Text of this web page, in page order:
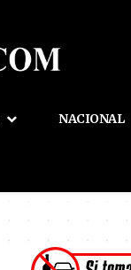
NACIONAL